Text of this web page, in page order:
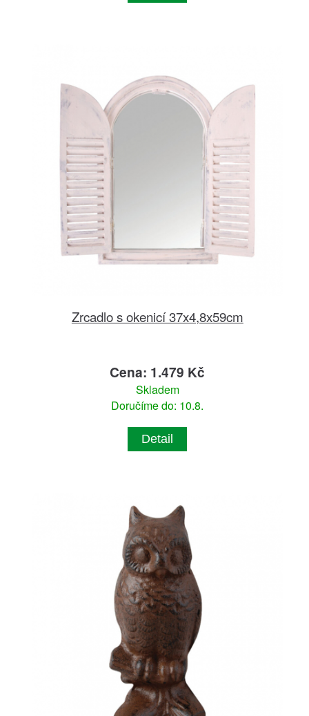
Zrcadlo s okenicí 37x4,8x59cm
Cena: 1.479 Kč
Skladem
Doručíme do: 10.8.
Detail